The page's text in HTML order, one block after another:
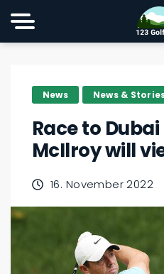
News News &
Race to
McIlroy will
16. November 2022